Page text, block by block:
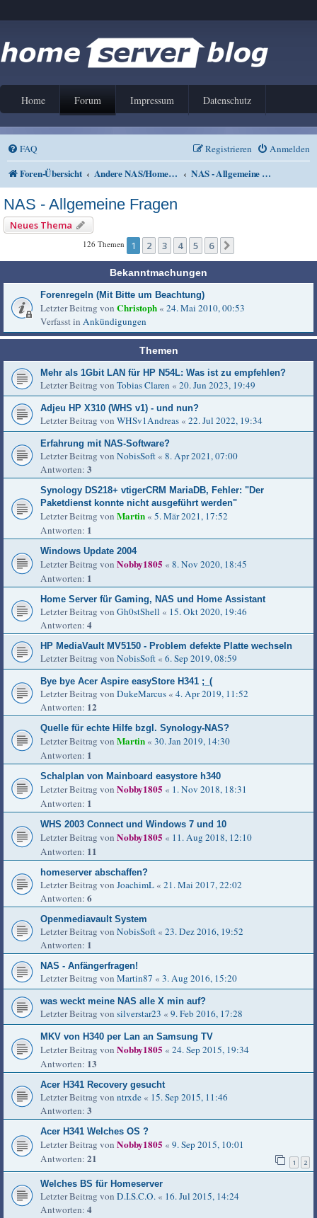
Home Forum Impressum Datenschutz
FAQ Anmelden
Registrieren
Foren-Übersicht Andere NAS/Home Server Lösungen NAS - Allgemeine Fragen
NAS - Allgemeine Fragen
Neues Thema
126 Themen 1 2 3 4 5 6
Bekanntmachungen
Forenregeln (Mit Bitte um Beachtung)
Letzter Beitrag von Christoph « 24. Mai 2010, 00:53
Verfasst in Ankündigungen
Themen
Mehr als 1Gbit LAN für HP N54L: Was ist zu empfehlen?
Letzter Beitrag von Tobias Claren « 20. Jun 2023, 19:49
Adjeu HP X310 (WHS v1) - und nun?
Letzter Beitrag von WHSv1Andreas « 22. Jul 2022, 19:34
Erfahrung mit NAS-Software?
Letzter Beitrag von NobisSoft « 8. Apr 2021, 07:00
Antworten: 3
Synology DS218+ vtigerCRM MariaDB, Fehler: "Der
Paketdienst konnte nicht ausgeführt werden"
Letzter Beitrag von Martin « 5. Mär 2021, 17:52
Antworten: 1
Windows Update 2004
Letzter Beitrag von Nobby1805 « 8. Nov 2020, 18:45
Antworten: 1
Home Server für Gaming, NAS und Home Assistant
Letzter Beitrag von Gh0stShell « 15. Okt 2020, 19:46
Antworten: 4
HP MediaVault MV5150 - Problem defekte Platte wechseln
Letzter Beitrag von NobisSoft « 6. Sep 2019, 08:59
Bye bye Acer Aspire easyStore H341 ;_(
Letzter Beitrag von DukeMarcus « 4. Apr 2019, 11:52
Antworten: 12
Quelle für echte Hilfe bzgl. Synology-NAS?
Letzter Beitrag von Martin « 30. Jan 2019, 14:30
Antworten: 1
Schalplan von Mainboard easystore h340
Letzter Beitrag von Nobby1805 « 1. Nov 2018, 18:31
Antworten: 1
WHS 2003 Connect und Windows 7 und 10
Letzter Beitrag von Nobby1805 « 11. Aug 2018, 12:10
Antworten: 11
homeserver abschaffen?
Letzter Beitrag von JoachimL « 21. Mai 2017, 22:02
Antworten: 6
Openmediavault System
Letzter Beitrag von NobisSoft « 23. Dez 2016, 19:52
Antworten: 1
NAS - Anfängerfragen!
Letzter Beitrag von Martin87 « 3. Aug 2016, 15:20
was weckt meine NAS alle X min auf?
Letzter Beitrag von silverstar23 « 9. Feb 2016, 17:28
MKV von H340 per Lan an Samsung TV
Letzter Beitrag von Nobby1805 « 24. Sep 2015, 19:34
Antworten: 13
Acer H341 Recovery gesucht
Letzter Beitrag von ntrxde « 15. Sep 2015, 11:46
Antworten: 3
Acer H341 Welches OS ?
Letzter Beitrag von Nobby1805 « 9. Sep 2015, 10:01
Antworten: 21 1 2
Welches BS für Homeserver
Letzter Beitrag von D.I.S.C.O. « 16. Jul 2015, 14:24
Antworten: 4